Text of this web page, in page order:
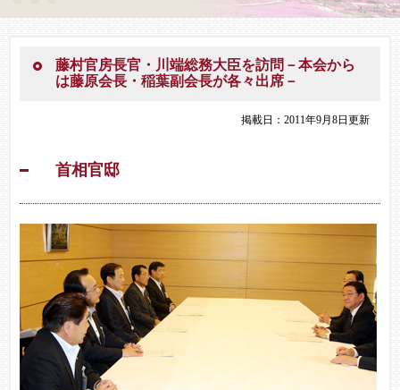
藤村官房長官・川端総務大臣を訪問－本会から
は藤原会長・稲葉副会長が各々出席－
掲載日：2011年9月8日更新
首相官邸